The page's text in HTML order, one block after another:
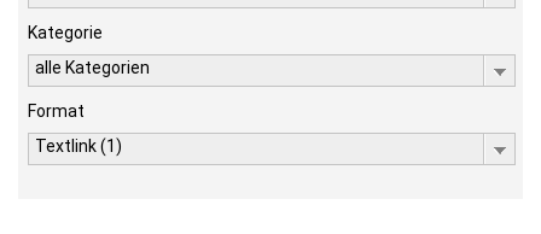
Kategorie
alle Kategorien
Format
Textlink (1)